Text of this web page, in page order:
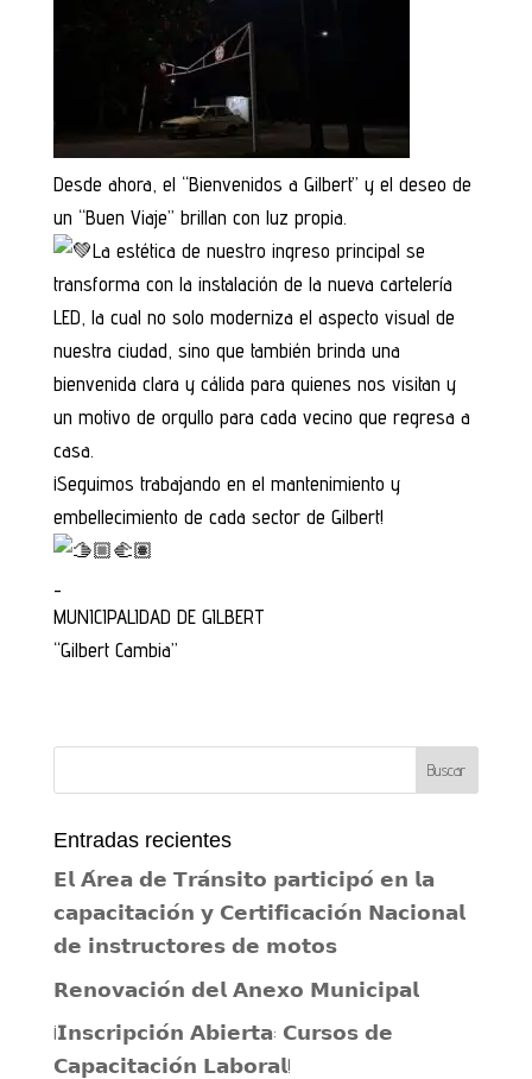
Desde ahora, el “Bienvenidos a Gilbert” y el deseo de
un “Buen Viaje” brillan con luz propia.
La estética de nuestro ingreso principal se
transforma con la instalación de la nueva cartelería
LED, la cual no solo moderniza el aspecto visual de
nuestra ciudad, sino que también brinda una
bienvenida clara y cálida para quienes nos visitan y
un motivo de orgullo para cada vecino que regresa a
casa.
¡Seguimos trabajando en el mantenimiento y
embellecimiento de cada sector de Gilbert!
MUNICIPALIDAD DE GILBERT
“Gilbert Cambia”
Entradas recientes
𝗘𝗹 𝗔́𝗿𝗲𝗮 𝗱𝗲 𝗧𝗿𝗮́𝗻𝘀𝗶𝘁𝗼 𝗽𝗮𝗿𝘁𝗶𝗰𝗶𝗽𝗼́ 𝗲𝗻 𝗹𝗮
𝗰𝗮𝗽𝗮𝗰𝗶𝘁𝗮𝗰𝗶𝗼́𝗻 𝘆 𝗖𝗲𝗿𝘁𝗶𝗳𝗶𝗰𝗮𝗰𝗶𝗼́𝗻 𝗡𝗮𝗰𝗶𝗼𝗻𝗮𝗹
𝗱𝗲 𝗶𝗻𝘀𝘁𝗿𝘂𝗰𝘁𝗼𝗿𝗲𝘀 𝗱𝗲 𝗺𝗼𝘁𝗼𝘀
𝗥𝗲𝗻𝗼𝘃𝗮𝗰𝗶𝗼́𝗻 𝗱𝗲𝗹 𝗔𝗻𝗲𝘅𝗼 𝗠𝘂𝗻𝗶𝗰𝗶𝗽𝗮𝗹
¡𝗜𝗻𝘀𝗰𝗿𝗶𝗽𝗰𝗶𝗼́𝗻 𝗔𝗯𝗶𝗲𝗿𝘁𝗮: 𝗖𝘂𝗿𝘀𝗼𝘀 𝗱𝗲
𝗖𝗮𝗽𝗮𝗰𝗶𝘁𝗮𝗰𝗶𝗼́𝗻 𝗟𝗮𝗯𝗼𝗿𝗮𝗹!